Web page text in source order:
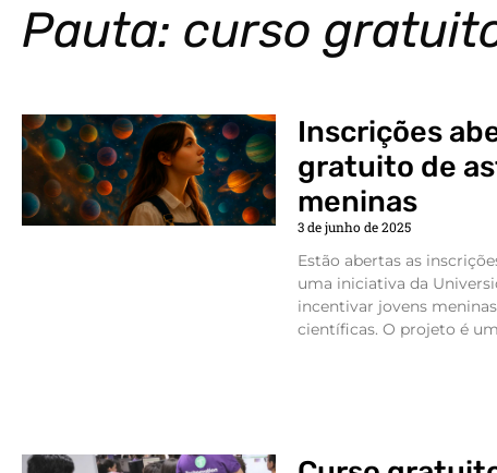
Pauta: curso
Inscrições
gratuito de
meninas
3 de junho de 2025
Estão abertas as
uma iniciativa da
incentivar jovens
científicas. O projeto é